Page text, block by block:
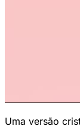
Uma versão